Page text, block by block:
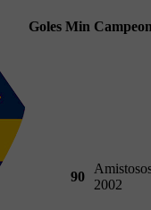
Goles Min
90
2002